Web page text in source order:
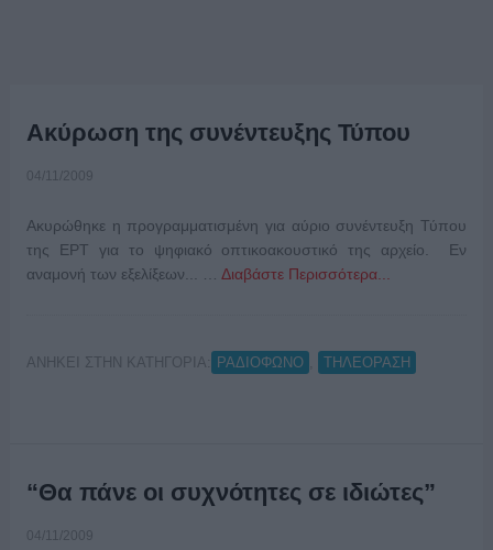
Ακύρωση της συνέντευξης Τύπου
04/11/2009
Ακυρώθηκε η προγραμματισμένη για αύριο συνέντευξη Τύπου
της ΕΡΤ για το ψηφιακό οπτικοακουστικό της αρχείο. Εν
αναμονή των εξελίξεων... … Διαβάστε Περισσότερα...
ΑΝΗΚΕΙ ΣΤΗΝ ΚΑΤΗΓΟΡΙΑ: ΡΑΔΙΟΦΩΝΟ ΤΗΛΕΟΡΑΣΗ
“Θα πάνε οι συχνότητες σε ιδιώτες”
04/11/2009